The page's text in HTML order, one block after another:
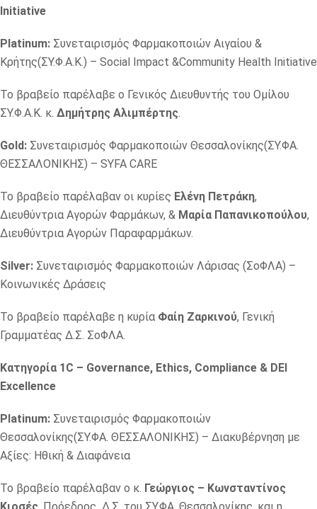
Initiative
Platinum: Συνεταιρισμός Φαρμακοποιών Αιγαίου &
Κρήτης(ΣΥ.Φ.Α.Κ.) – Social Impact &Community Health Initiative
Το βραβείο παρέλαβε ο Γενικός Διευθυντής του Ομίλου
ΣΥ.Φ.Α.Κ. κ. Δημήτρης Αλιμπέρτης
Gold: Συνεταιρισμός Φαρμακοποιών Θεσσαλονίκης(ΣΥ.ΦΑ.
ΘΕΣΣΑΛΟΝΙΚΗΣ) – SYFA CARE
Το βραβείο παρέλαβαν οι κυρίες Ελένη Πετράκη,
Διευθύντρια Αγορών Φαρμάκων, & Μαρία Παπανικοπούλου,
Διευθύντρια Αγορών Παραφαρμάκων.
Silver: Συνεταιρισμός Φαρμακοποιών Λάρισας (ΣoΦΛΑ) –
Κοινωνικές Δράσεις
Το βραβείο παρέλαβε η κυρία Φαίη Ζαρκινού, Γενική
Γραμματέας Δ.Σ. ΣoΦΛΑ.
Κατηγορία 1C – Governance, Ethics, Compliance & DEI
Excellence
Platinum: Συνεταιρισμός Φαρμακοποιών
Θεσσαλονίκης(ΣΥ.ΦΑ. ΘΕΣΣΑΛΟΝΙΚΗΣ) – Διακυβέρνηση με
Αξίες: Ηθική & Διαφάνεια
Το βραβείο παρέλαβαν ο κ. Γεώργιος – Κωνσταντίνος
Κιοσές , Πρόεδρος Δ.Σ. του ΣΥ.ΦΑ. Θεσσαλονίκης, και η